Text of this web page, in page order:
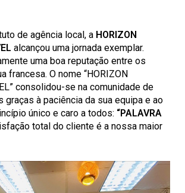
de agência local, a HORIZON
alcançou uma jornada exemplar.
uma boa reputação entre os
francesa. O nome “HORIZON
consolidou-se na comunidade de
graças à paciência da sua equipa e ao
único e caro a todos: “PALAVRA
total do cliente é a nossa maior